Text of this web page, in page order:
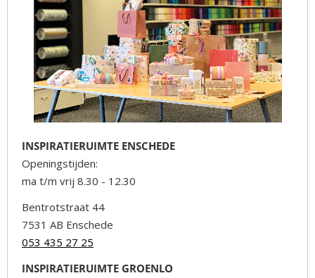
INSPIRATIERUIMTE ENSCHEDE
Openingstijden:
ma t/m vrij 8.30 - 12.30
Bentrotstraat 44
7531 AB Enschede
053 435 27 25
INSPIRATIERUIMTE GROENLO